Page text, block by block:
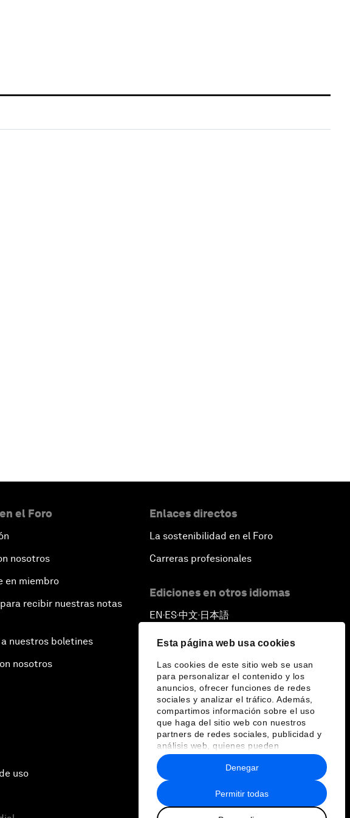
Esta página web usa cookies
Las cookies de este sitio web se usan
para personalizar el contenido y los
anuncios, ofrecer funciones de redes
sociales y analizar el tráfico. Además,
compartimos información sobre el uso
que haga del sitio web con nuestros
partners de redes sociales, publicidad y
análisis web, quienes pueden
combinarla con otra información que les
haya proporcionado o que hayan
recopilado a partir del uso que haya
hecho de sus servicios.
Permitir todas
Denegar
el Foro
nosotros
en miembro
recibir nuestras notas
nuestros boletines
nosotros
Enlaces directos
La sostenibilidad en el Foro
Carreras profesionales
Ediciones en otros idiomas
EN ▪ ES▪中文▪ 日本語
uso